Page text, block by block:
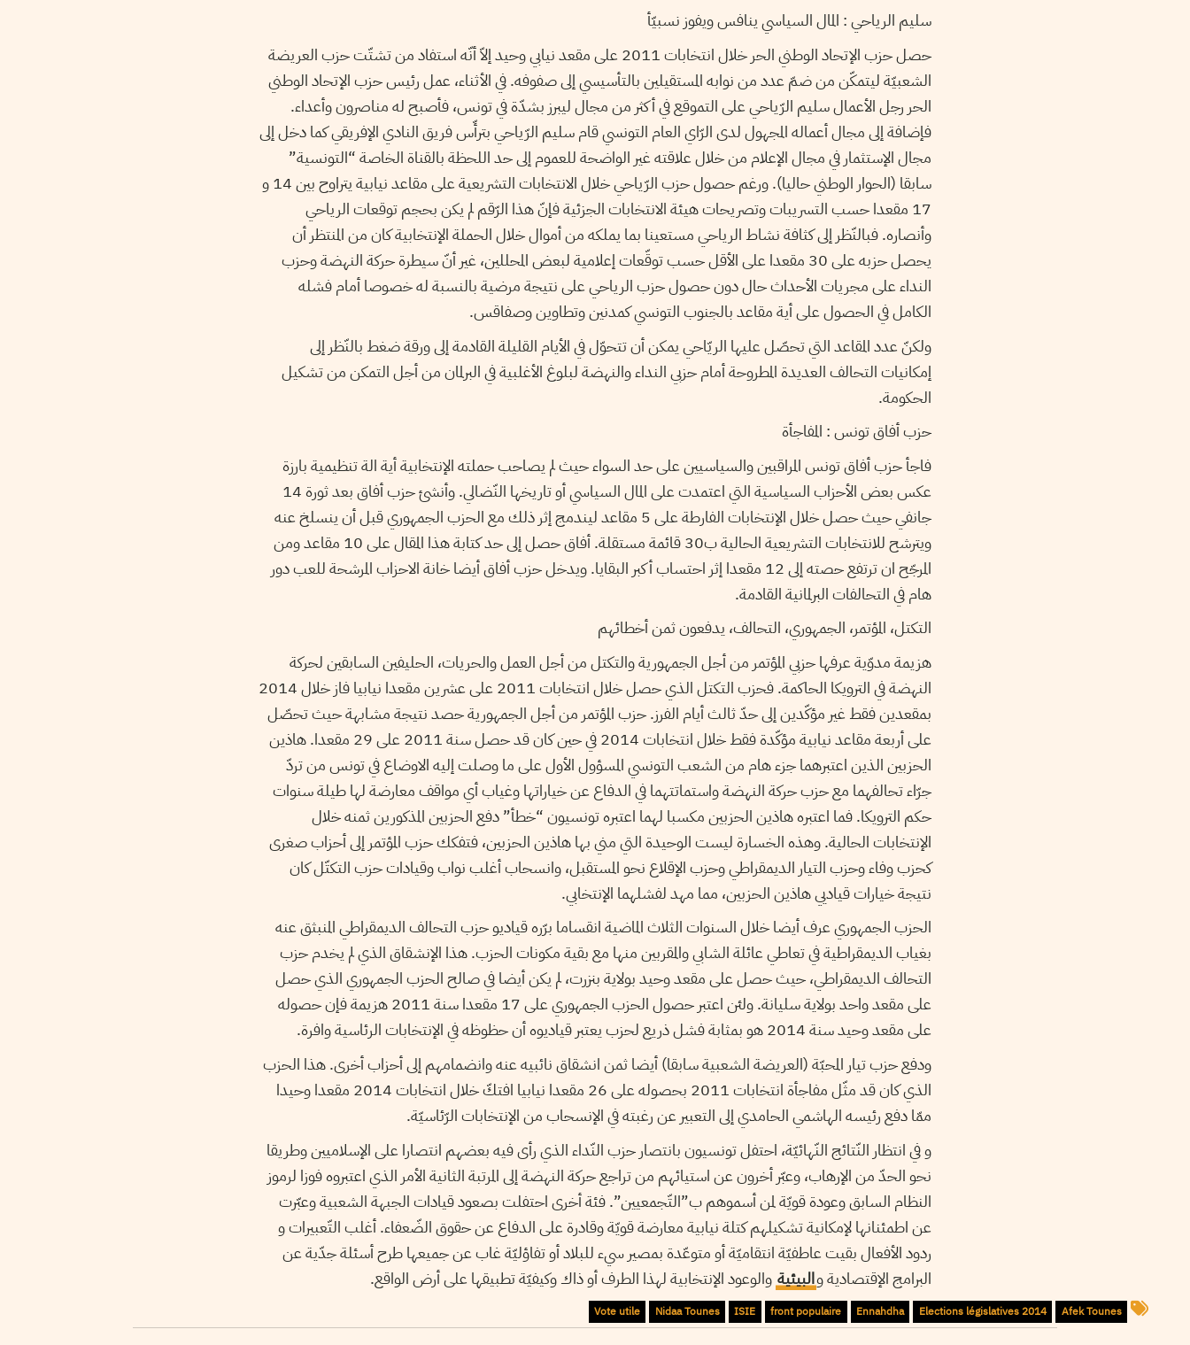
سليم الرياحي : المال السياسي ينافس ويفوز نسبيّأ
حصل حزب الإتحاد الوطني الحر خلال انتخابات 2011 على مقعد نيابي وحيد إلاّ أنّه استفاد من تشتّت حزب العريضة
الشعبيّة ليتمكّن من ضمّ عدد من نوابه المستقيلين بالتأسيسي إلى صفوفه. في الأثناء، عمل رئيس حزب الإتحاد الوطني
الحر رجل الأعمال سليم الرّياحي على التموقع في أكثر من مجال ليبرز بشدّة في تونس، فأصبح له مناصرون وأعداء.
فإضافة إلى مجال أعماله المجهول لدى الرّاي العام التونسي قام سليم الرّياحي بترأّس فريق النادي الإفريقي كما دخل إلى
مجال الإستثمار في مجال الإعلام من خلال علاقته غير الواضحة للعموم إلى حد اللحظة بالقناة الخاصة “التونسية”
سابقا (الحوار الوطني حاليا). ورغم حصول حزب الرّياحي خلال الانتخابات التشريعية على مقاعد نيابية يتراوح بين 14 و
17 مقعدا حسب التسريبات وتصريحات هيئة الانتخابات الجزئية فإنّ هذا الرّقم لم يكن بحجم توقعات الرياحي
وأنصاره. فبالنّظر إلى كثافة نشاط الرياحي مستعينا بما يملكه من أموال خلال الحملة الإنتخابية كان من المنتظر أن
يحصل حزبه على 30 مقعدا على الأقل حسب توقّعات إعلامية لبعض المحللين، غير أنّ سيطرة حركة النهضة وحزب
النداء على مجريات الأحداث حال دون حصول حزب الرياحي على نتيجة مرضية بالنسبة له خصوصا أمام فشله
الكامل في الحصول على أية مقاعد بالجنوب التونسي كمدنين وتطاوين وصفاقس.
ولكنّ عدد المقاعد التي تحصّل عليها الريّاحي يمكن أن تتحوّل في الأيام القليلة القادمة إلى ورقة ضغط بالنّظر إلى
إمكانيات التحالف العديدة المطروحة أمام حزبي النداء والنهضة لبلوغ الأغلبية في البرلمان من أجل التمكن من تشكيل
الحكومة.
حزب أفاق تونس : المفاجأة
فاجأ حزب أفاق تونس المراقبين والسياسيين على حد السواء حيث لم يصاحب حملته الإنتخابية أية الة تنظيمية بارزة
عكس بعض الأحزاب السياسية التي اعتمدت على المال السياسي أو تاريخها النّضالي. وأنشئ حزب أفاق بعد ثورة 14
جانفي حيث حصل خلال الإنتخابات الفارطة على 5 مقاعد ليندمج إثر ذلك مع الحزب الجمهوري قبل أن ينسلخ عنه
ويترشح للانتخابات التشريعية الحالية ب30 قائمة مستقلة. أفاق حصل إلى حد كتابة هذا المقال على 10 مقاعد ومن
المرجّح ان ترتفع حصته إلى 12 مقعدا إثر احتساب أكبر البقايا. ويدخل حزب أفاق أيضا خانة الاحزاب المرشحة للعب دور
هام في التحالفات البرلمانية القادمة.
التكتل، المؤتمر، الجمهوري، التحالف، يدفعون ثمن أخطائهم
هزيمة مدوّية عرفها حزبي المؤتمر من أجل الجمهورية والتكتل من أجل العمل والحريات، الحليفين السابقين لحركة
النهضة في الترويكا الحاكمة. فحزب التكتل الذي حصل خلال انتخابات 2011 على عشرين مقعدا نيابيا فاز خلال 2014
بمقعدين فقط غير مؤكّدين إلى حدّ ثالث أيام الفرز. حزب المؤتمر من أجل الجمهورية حصد نتيجة مشابهة حيث تحصّل
على أربعة مقاعد نيابية مؤكّدة فقط خلال انتخابات 2014 في حين كان قد حصل سنة 2011 على 29 مقعدا. هاذين
الحزبين الذين اعتبرهما جزء هام من الشعب التونسي المسؤول الأول على ما وصلت إليه الاوضاع في تونس من تردّ
جرّاء تحالفهما مع حزب حركة النهضة واستماتتهما في الدفاع عن خياراتها وغياب أي مواقف معارضة لها طيلة سنوات
حكم الترويكا. فما اعتبره هاذين الحزبين مكسبا لهما اعتبره تونسيون “خطأ” دفع الحزبين المذكورين ثمنه خلال
الإنتخابات الحالية. وهذه الخسارة ليست الوحيدة التي مني بها هاذين الحزبين، فتفكك حزب المؤتمر إلى أحزاب صغرى
كحزب وفاء وحزب التيار الديمقراطي وحزب الإقلاع نحو المستقبل، وانسحاب أغلب نواب وقيادات حزب التكتّل كان
نتيجة خيارات قياديي هاذين الحزبين، مما مهد لفشلهما الإنتخابي.
الحزب الجمهوري عرف أيضا خلال السنوات الثلاث الماضية انقساما برّره قياديو حزب التحالف الديمقراطي المنبثق عنه
بغياب الديمقراطية في تعاطي عائلة الشابي والمقربين منها مع بقية مكونات الحزب. هذا الإنشقاق الذي لم يخدم حزب
التحالف الديمقراطي، حيث حصل على مقعد وحيد بولاية بنزرت، لم يكن أيضا في صالح الحزب الجمهوري الذي حصل
على مقعد واحد بولاية سليانة. ولئن اعتبر حصول الحزب الجمهوري على 17 مقعدا سنة 2011 هزيمة فإن حصوله
على مقعد وحيد سنة 2014 هو بمثابة فشل ذريع لحزب يعتبر قياديوه أن حظوظه في الإنتخابات الرئاسية وافرة.
ودفع حزب تيار المحبّة (العريضة الشعبية سابقا) أيضا ثمن انشقاق نائبيه عنه وانضمامهم إلى أحزاب أخرى. هذا الحزب
الذي كان قد مثّل مفاجأة انتخابات 2011 بحصوله على 26 مقعدا نيابيا افتكّ خلال انتخابات 2014 مقعدا وحيدا
ممّا دفع رئيسه الهاشمي الحامدي إلى التعبير عن رغبته في الإنسحاب من الإنتخابات الرّئاسيّة.
و في انتظار النّتائج النّهائيّة، احتفل تونسيون بانتصار حزب النّداء الذي رأى فيه بعضهم انتصارا على الإسلاميين وطريقا
نحو الحدّ من الإرهاب، وعبّر أخرون عن استيائهم من تراجع حركة النهضة إلى المرتبة الثانية الأمر الذي اعتبروه فوزا لرموز
النظام السابق وعودة قويّة لمن أسموهم ب”التّجمعيين”. فئة أخرى احتفلت بصعود قيادات الجبهة الشعبية وعبّرت
عن اطمئنانها لإمكانية تشكيلهم كتلة نيابية معارضة قويّة وقادرة على الدفاع عن حقوق الضّعفاء. أغلب التّعبيرات و
ردود الأفعال بقيت عاطفيّة انتقاميّة أو متوعّدة بمصير سيء للبلاد أو تفاؤليّة غاب عن جميعها طرح أسئلة جدّية عن
البرامج الإقتصادية والبيئية والوعود الإنتخابية لهذا الطرف أو ذاك وكيفيّة تطبيقها على أرض الواقع.
Afek Tounes
Elections législatives 2014
Ennahdha
front populaire
ISIE
Nidaa Tounes
Vote utile